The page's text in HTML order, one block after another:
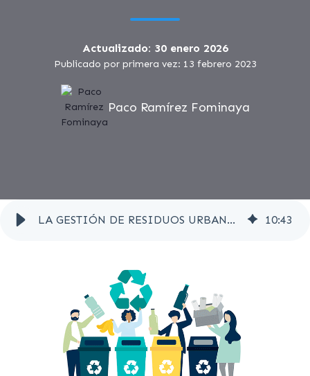
Actualizado: 30 enero 2026
Publicado por primera vez: 13 febrero 2023
Paco Ramírez Fominaya
LA GESTIÓN DE RESIDUOS URBANOS 10:43